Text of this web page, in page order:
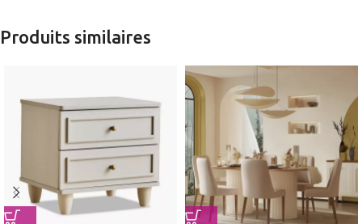
Produits similaires